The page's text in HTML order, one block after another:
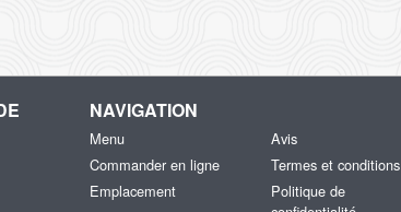
NAVIGATION
Menu
Commander en ligne
Emplacement
Avis
Termes et conditions
Politique de